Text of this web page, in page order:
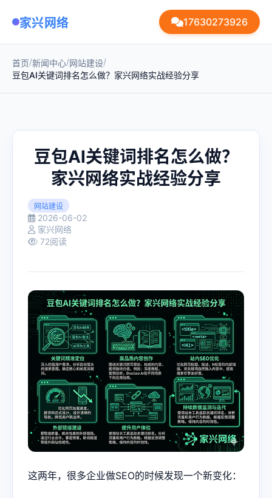
家兴网络 17630273926
首页/新闻中心/网站建设/
豆包AI关键词排名怎么做？家兴网络实战经验分享
豆包AI关键词排名怎么做？
家兴网络实战经验分享
网站建设
2026-06-02
家兴网络
72阅读
这两年，很多企业做SEO的时候发现一个新变化：